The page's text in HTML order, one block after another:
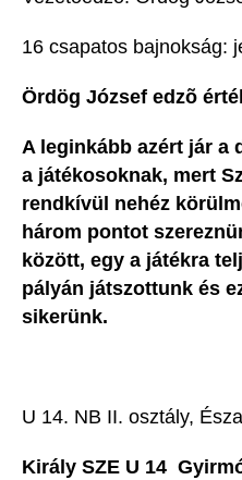
16 csapatos bajnokság:
Ördög József edzõ
A leginkább azért jár a
a játékosoknak, mert
rendkívül nehéz
három pontot
között, egy a játékra
pályán játszottunk és
sikerünk.
U 14. NB II. osztály,
Király SZE U 14 